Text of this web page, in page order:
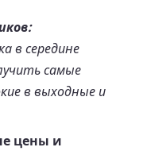
в середине
самые
в выходные и
цены и